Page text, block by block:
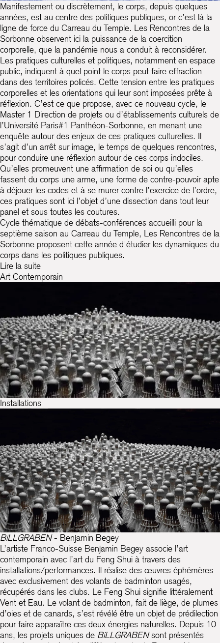
Manifestement ou discrètement, le corps, depuis quelques
années, est au centre des politiques publiques, or c’est là la
ligne de force du Carreau du Temple. Les Rencontres de la
Sorbonne observent ici la puissance de la coercition
corporelle, que la pandémie nous a conduit à reconsidérer.
Les pratiques culturelles et politiques, notamment en espace
public, indiquent à quel point le corps peut faire effraction
dans des territoires policés. Cette tension entre les pratiques
corporelles et les orientations qui leur sont imposées prête à
réflexion. C’est ce que propose, avec ce nouveau cycle, le
Master 1 Direction de projets ou d’établissements culturels de
l’Université Paris#1 Panthéon-Sorbonne, en menant une
enquête autour des enjeux de ces pratiques culturelles. Il
s’agit d’un arrêt sur image, le temps de quelques rencontres,
pour conduire une réflexion autour de ces corps indociles.
Qu’elles promeuvent une affirmation de soi ou qu’elles
fassent du corps une arme, une forme de contre-pouvoir apte
à déjouer les codes et à se murer contre l’exercice de l’ordre,
ces pratiques sont ici l’objet d’une dissection dans tout leur
panel et sous toutes les coutures.
Cycle thématique de débats-conférences accueilli pour la
septième saison au Carreau du Temple, Les Rencontres de la
Sorbonne proposent cette année d'étudier les dynamiques du
corps dans les politiques publiques.
Lire la suite
Art Contemporain
Installations
BiLLGRABEN- Benjamin Begey
L’artiste Franco-Suisse Benjamin Begey associe l’art
contemporain avec l’art du Feng Shui à travers des
installations/performances. Il réalise des œuvres éphémères
avec exclusivement des volants de badminton usagés,
récupérés dans les clubs. Le Feng Shui signifie littéralement
Vent et Eau. Le volant de badminton, fait de liège, de plumes
d’oies et de canards, s’est révélé être un objet de prédilection
pour faire apparaître ces deux énergies naturelles. Depuis 10
ans, les projets uniques de BiLLGRABENsont présentés